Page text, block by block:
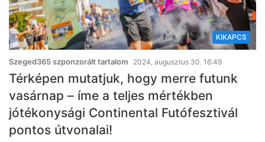
KIKAPCS
Szeged365 szponzorált tartalom 2024, augusztus 30. 16:49
Térképen mutatjuk, hogy merre futunk
vasárnap – íme a teljes mértékben
jótékonysági Continental Futófesztivál
pontos útvonalai!